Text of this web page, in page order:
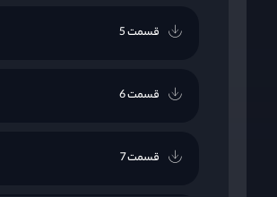
قسمت 5
قسمت 6
قسمت 7